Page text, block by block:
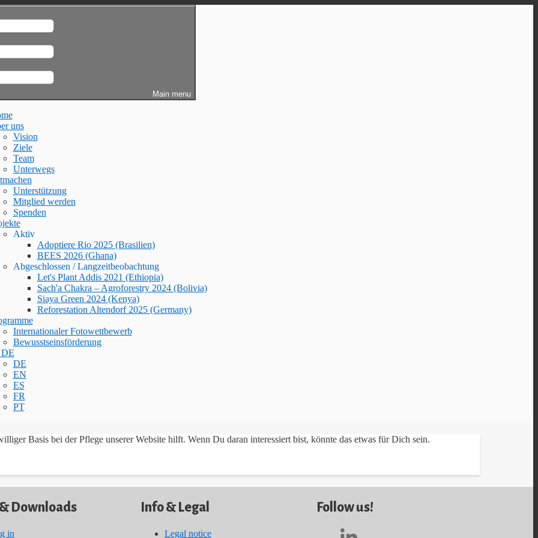
Main menu
uns
Vision
Ziele
Team
Unterwegs
Unterstützung
Mitglied werden
Spenden
Aktiv
Adoptiere Rio 2025 (Brasilien)
BEES 2026 (Ghana)
Abgeschlossen / Langzeitbeobachtung
Let's Plant Addis 2021 (Ethiopia)
Sach'a Chakra – Agroforestry 2024 (Bolivia)
Siaya Green 2024 (Kenya)
Reforestation Altendorf 2025 (Germany)
Internationaler Fotowettbewerb
Bewusstseinsförderung
DE
DE
EN
ES
FR
PT
Basis bei der Pflege unserer Website hilft. Wenn Du daran interessiert bist, könnte das etwas für Dich sein.
Downloads
in
Info & Legal
Legal notice
Follow us!